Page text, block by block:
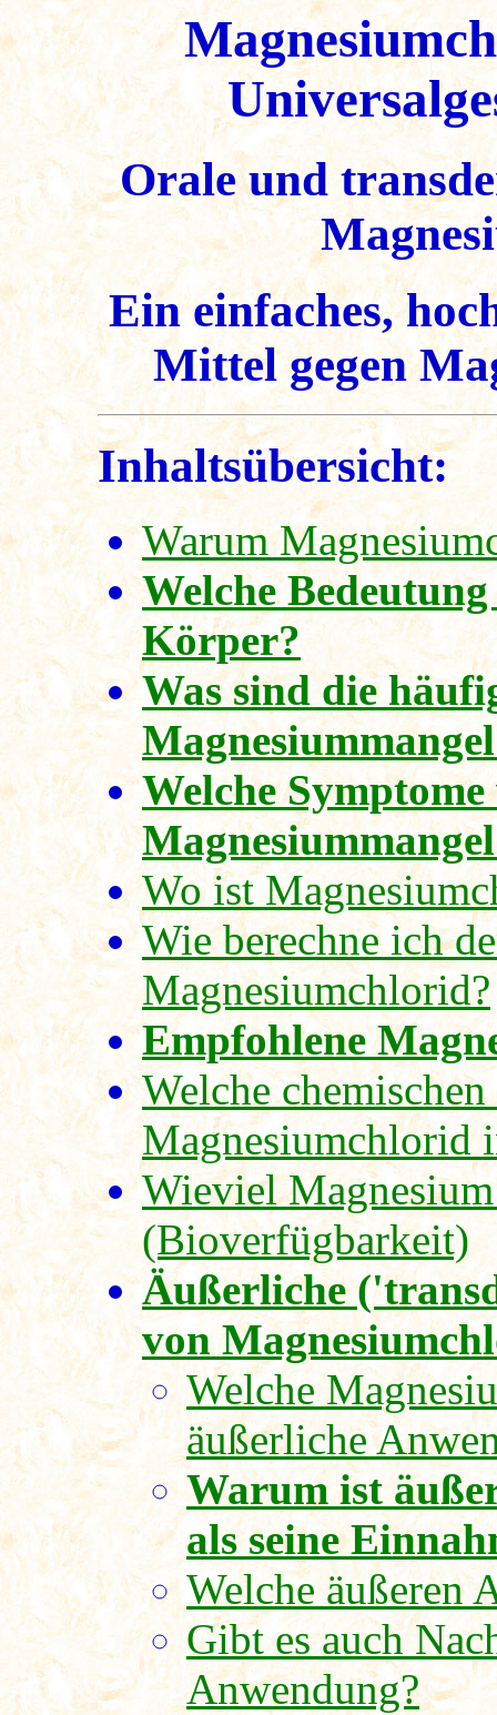
Orale und
Ein einfaches,
Mittel gegen
Inhaltsübersicht:
Warum
Welche
Körper?
Was sind die
Welche
Wo ist
Wie berechne ich
Magnesiumchlorid?
Empfohlene
Welche
Magnesiumchlorid
Wieviel
(Bioverfügbarkeit)
Äußerliche
von
Welche
äußerliche
Warum ist
als seine
Welche äußeren
Gibt es auch
Anwendung?